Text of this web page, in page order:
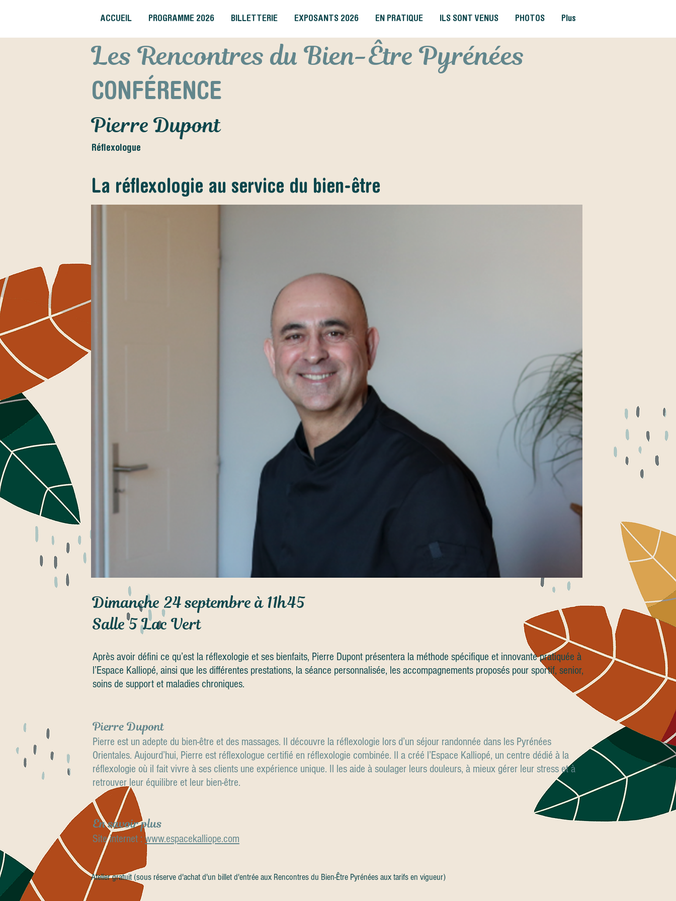
ACCUEIL PROGRAMME 2026 BILLETTERIE EXPOSANTS 2026 EN PRATIQUE ILS SONT VENUS PHOTOS Plus
Les Rencontres du Bien-Être Pyrénées
CONFÉRENCE
Pierre Dupont
Réflexologue
La réflexologie au service du bien-être
Dimanche 24 septembre à 11h45
Salle 5 Lac Vert
Après avoir défini ce qu’est la réflexologie et ses bienfaits, Pierre Dupont présentera la méthode spécifique et innovante pratiquée à
l’Espace Kalliopé, ainsi que les différentes prestations, la séance personnalisée, les accompagnements proposés pour sportif, senior,
soins de support et maladies chroniques.
Pierre Dupont
Pierre est un adepte du bien-être et des massages. Il découvre la réflexologie lors d’un séjour randonnée dans les Pyrénées
Orientales. Aujourd’hui, Pierre est réflexologue certifié en réflexologie combinée. Il a créé l’Espace Kalliopé, un centre dédié à la
réflexologie où il fait vivre à ses clients une expérience unique. Il les aide à soulager leurs douleurs, à mieux gérer leur stress et à
retrouver leur équilibre et leur bien-être.
En savoir plus
Site internet : www.espacekalliope.com
Atelier gratuit (sous réserve d'achat d'un billet d'entrée aux Rencontres du Bien-Être Pyrénées aux tarifs en vigueur)